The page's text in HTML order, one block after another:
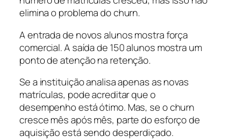
elimina o problema do churn.
A entrada de novos alunos mostra força
comercial. A saída de 150 alunos mostra um
ponto de atenção na retenção.
Se a instituição analisa apenas as novas
matrículas, pode acreditar que o
desempenho está ótimo. Mas, se o churn
cresce mês após mês, parte do esforço de
aquisição está sendo desperdiçado.